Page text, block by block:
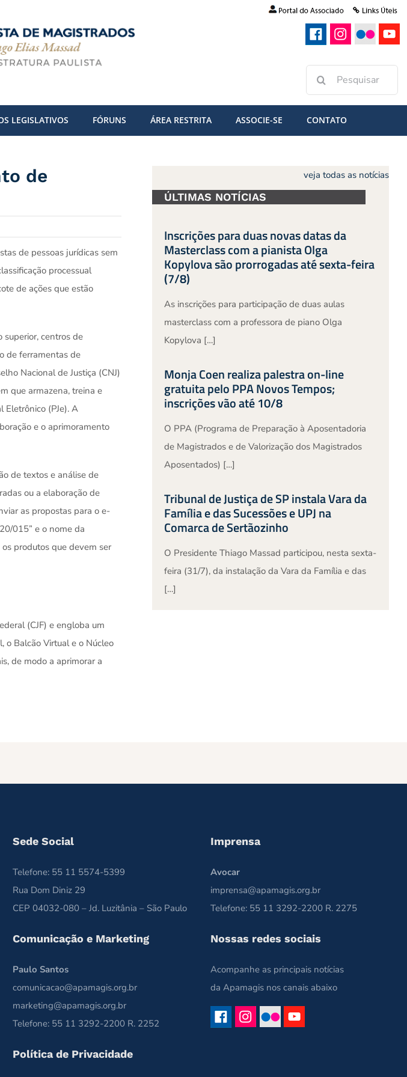
Buscar
resultados
LEGISLATIVOS FÓRUNS ÁREA RESTRITA ASSOCIE-SE CONTATO
de
de pessoas jurídicas sem
processual
de ações que estão
superior, centros de
de ferramentas de
Nacional de Justiça (CNJ)
que armazena, treina e
Eletrônico (PJe). A
e o aprimoramento
de textos e análise de
ou a elaboração de
as propostas para o e-
015” e o nome da
produtos que devem ser
(CJF) e engloba um
o Balcão Virtual e o Núcleo
de modo a aprimorar a
veja todas as notícias
ÚLTIMAS NOTÍCIAS
Inscrições para duas novas datas da
Masterclass com a pianista Olga
Kopylova são prorrogadas até sexta-feira
(7/8)
As inscrições para participação de duas aulas
masterclass com a professora de piano Olga
Kopylova […]
Monja Coen realiza palestra on-line
gratuita pelo PPA Novos Tempos;
inscrições vão até 10/8
O PPA (Programa de Preparação à Aposentadoria
de Magistrados e de Valorização dos Magistrados
Aposentados) […]
Tribunal de Justiça de SP instala Vara da
Família e das Sucessões e UPJ na
Comarca de Sertãozinho
O Presidente Thiago Massad participou, nesta sexta-
feira (31/7), da instalação da Vara da Família e das
[…]
Sede Social
Telefone: 55 11 5574-5399
Rua Dom Diniz 29
CEP 04032-080 – Jd. Luzitânia – São Paulo
Comunicação e Marketing
Paulo Santos
comunicacao@apamagis.org.br
marketing@apamagis.org.br
Telefone: 55 11 3292-2200 R. 2252
Política de Privacidade
Imprensa
Avocar
imprensa@apamagis.org.br
Telefone: 55 11 3292-2200 R. 2275
Nossas redes sociais
Acompanhe as principais notícias
da Apamagis nos canais abaixo